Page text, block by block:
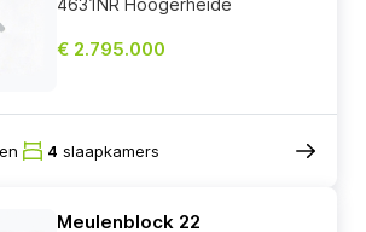
4631NR Hoogerheide
€ 2.795.000
4 slaapkamers
Meulenblock 22